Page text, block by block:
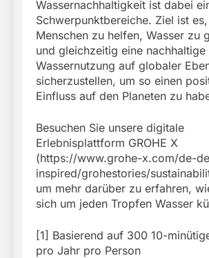
Wassernachhaltigkeit ist dabei
Schwerpunktbereiche. Ziel ist
Menschen zu helfen, Wasser zu
und gleichzeitig eine nachhaltige
Wassernutzung auf globaler
sicherzustellen, um so einen
Einfluss auf den Planeten zu
Besuchen Sie unsere digitale
Erlebnisplattform GROHE X
(https://www.grohe-x.com/de-
inspired/grohestories/
um mehr darüber zu erfahren,
sich um jeden Tropfen Wasser
[1] Basierend auf 300 10-
pro Jahr pro Person